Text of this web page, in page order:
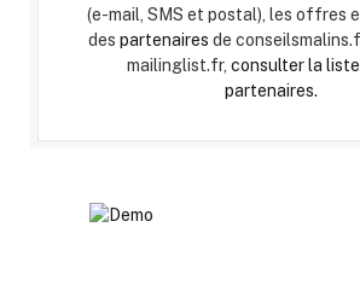
(e-mail, SMS et postal), les offres
des partenaires de
mailinglist.fr, consulter la liste
partenaires.